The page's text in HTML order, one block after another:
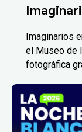
Imaginarios
el Museo de
fotográfica